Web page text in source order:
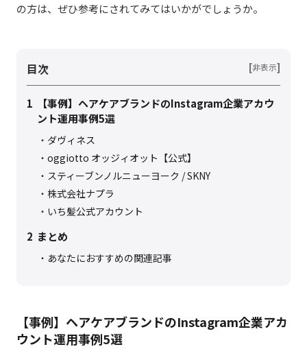
の方は、ぜひ参考にされてみてはいかがでしょうか。
目次 [非表示]
1
【事例】ヘアケアブランドのInstagram企業アカウ
ント運用事例5選
ダヴィネス
oggiotto オッジィオット【公式】
スティーブンノルニューヨーク / SKNY
株式会社ナプラ
いち髪公式アカウント
2 まとめ
あなたにおすすめの関連記事
【事例】ヘアケアブランドのInstagram企業アカ
ウント運用事例5選